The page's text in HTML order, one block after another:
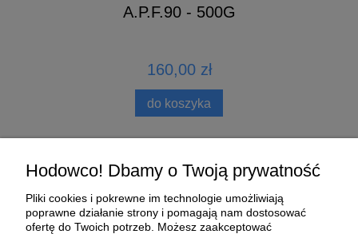
A.P.F.90 - 500G
160,00 zł
do koszyka
Moje konto
Hodowco! Dbamy o Twoją prywatność
Pliki cookies i pokrewne im technologie umożliwiają
poprawne działanie strony i pomagają nam dostosować
ofertę do Twoich potrzeb. Możesz zaakceptować